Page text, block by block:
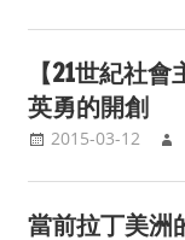
【21世紀社
英勇的開創
2015-03-12
當前拉丁美洲